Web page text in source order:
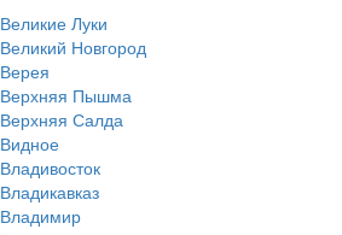
Великие Луки
Великий Новгород
Верея
Верхняя Пышма
Верхняя Салда
Видное
Владивосток
Владикавказ
Владимир